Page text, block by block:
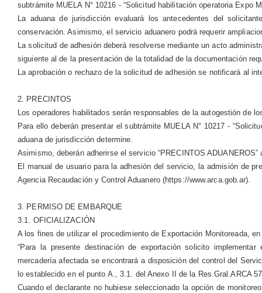
subtrámite MUELA N° 10216 - “Solicitud habilitación operatoria Expo
La aduana de jurisdicción evaluará los antecedentes del
conservación. Asimismo, el servicio aduanero podrá requerir
La solicitud de adhesión deberá resolverse mediante un acto
siguiente al de la presentación de la totalidad de la documentación
La aprobación o rechazo de la solicitud de adhesión se notificará al
2. PRECINTOS
Los operadores habilitados serán responsables de la autogestión de
Para ello deberán presentar el subtrámite MUELA N° 10217 -
aduana de jurisdicción determine.
Asimismo, deberán adherirse el servicio “PRECINTOS
El manual de usuario para la adhesión del servicio, la admisión de
Agencia Recaudación y Control Aduanero (https://www.arca.gob.ar).
3. PERMISO DE EMBARQUE
3.1. OFICIALIZACIÓN
A los fines de utilizar el procedimiento de Exportación Monitoreada,
“Para la presente destinación de exportación solicito
mercadería afectada se encontrará a disposición del control del
lo establecido en el punto A., 3.1. del Anexo II de la Res.Gral.ARCA
Cuando el declarante no hubiese seleccionado la opción de